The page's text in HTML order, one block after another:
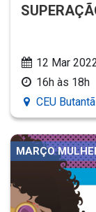
12 Mar
16h às 18h
CEU
MARÇO